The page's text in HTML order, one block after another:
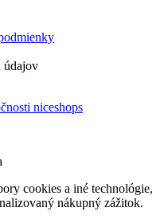
údajov
niceshops
cookies a iné technológie,
nákupný zážitok.